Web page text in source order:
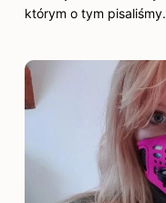
którym o tym